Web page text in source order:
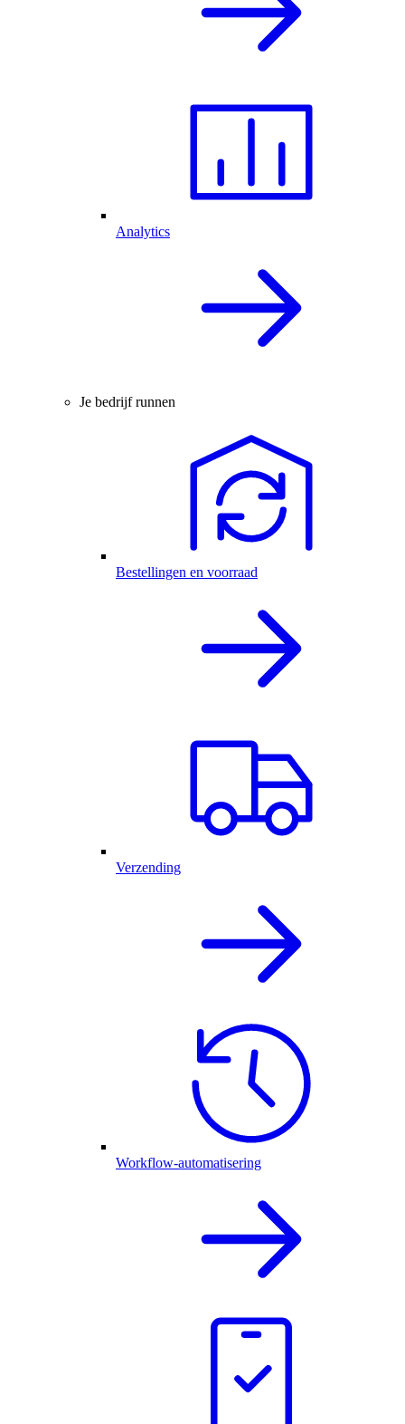
Analytics
Je bedrijf runnen
Bestellingen en voorraad
Verzending
Workflow-automatisering